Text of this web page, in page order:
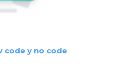
code y no code